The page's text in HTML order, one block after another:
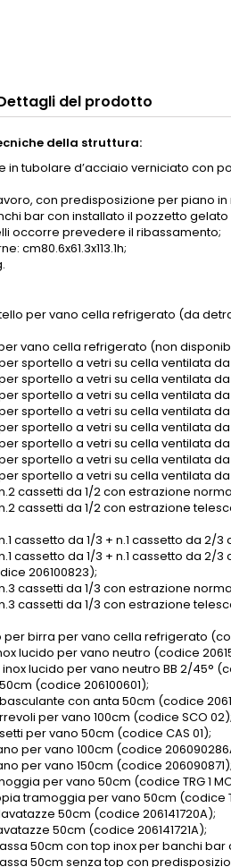
del prodotto
della struttura:
in tubolare d’acciaio verniciato con
con predisposizione per piano
bar con installato il pozzetto
occorre prevedere il ribassamento;
cm80.6x61.3x113.1h;
per vano cella refrigerato (da
vano cella refrigerato (non
sportello a vetri su cella ventilata
sportello a vetri su cella ventilata da
sportello a vetri su cella ventilata da
sportello a vetri su cella ventilata da
sportello a vetri su cella ventilata da
sportello a vetri su cella ventilata da
sportello a vetri su cella ventilata da
sportello a vetri su cella ventilata da
cassetti da 1/2 con estrazione
cassetti da 1/2 con estrazione
cassetto da 1/3 + n.1 cassetto da
cassetto da 1/3 + n.1 cassetto da
206100823);
cassetti da 1/3 con estrazione
cassetti da 1/3 con estrazione
birra per vano cella refrigerato
lucido per vano neutro (codice
lucido per vano neutro BB 2/45°
(codice 206100601);
con anta 50cm (codice
per vano 100cm (codice SCO 02);
per vano 50cm (codice CAS 01);
per vano 100cm (codice
per vano 150cm (codice 206090871);
per vano 50cm (codice TRG 1
tramoggia per vano 50cm (codice
50cm (codice 206141720A);
50cm (codice 206141721A);
50cm con top inox per banchi bar
50cm senza top con